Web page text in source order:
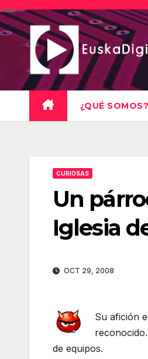
Saltar
al
contenido
¿QUÉ SOMOS?
CURIOSAS
Un
Iglesia
OCT 29, 2008
Su afición
de equipos.